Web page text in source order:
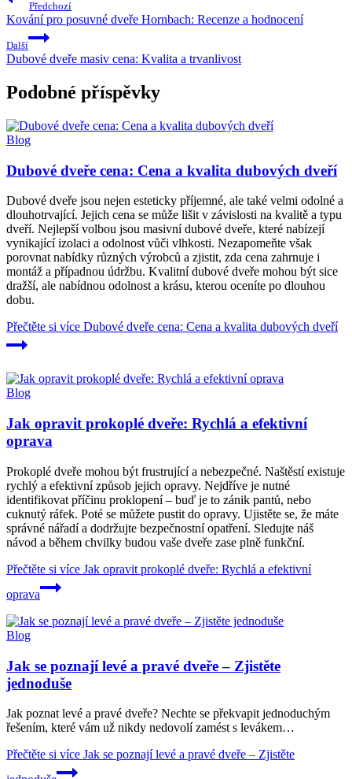
Předchozí
Kování pro posuvné dveře Hornbach: Recenze a hodnocení
Další
Dubové dveře masiv cena: Kvalita a trvanlivost
Podobné příspěvky
Blog
Dubové dveře cena: Cena a kvalita dubových dveří
Dubové dveře jsou nejen esteticky příjemné, ale také velmi odolné a
dlouhotrvající. Jejich cena se může lišit v závislosti na kvalitě a typu
dveří. Nejlepší volbou jsou masivní dubové dveře, které nabízejí
vynikající izolaci a odolnost vůči vlhkosti. Nezapomeňte však
porovnat nabídky různých výrobců a zjistit, zda cena zahrnuje i
montáž a případnou údržbu. Kvalitní dubové dveře mohou být sice
dražší, ale nabídnou odolnost a krásu, kterou oceníte po dlouhou
dobu.
Přečtěte si více Dubové dveře cena: Cena a kvalita dubových dveří
Blog
Jak opravit prokoplé dveře: Rychlá a efektivní
oprava
Prokoplé dveře mohou být frustrující a nebezpečné. Naštěstí existuje
rychlý a efektivní způsob jejich opravy. Nejdříve je nutné
identifikovat příčinu proklopení – buď je to zánik pantů, nebo
cuknutý ráfek. Poté se můžete pustit do opravy. Ujistěte se, že máte
správné nářadí a dodržujte bezpečnostní opatření. Sledujte náš
návod a během chvilky budou vaše dveře zase plně funkční.
Přečtěte si více Jak opravit prokoplé dveře: Rychlá a efektivní
oprava
Blog
Jak se poznají levé a pravé dveře – Zjistěte
jednoduše
Jak poznat levé a pravé dveře? Nechte se překvapit jednoduchým
řešením, které vám už nikdy nedovolí zamést s levákem…
Přečtěte si více Jak se poznají levé a pravé dveře – Zjistěte